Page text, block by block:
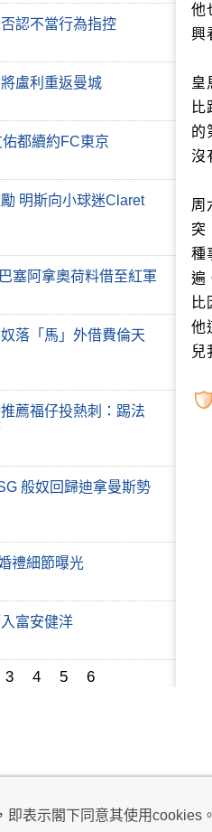
認不當行為指控
盧利重返曼城
都續約FC東京
明斯向小球迷Claret
塞阿拿奧荷料借至紅軍
落「馬」外借費倫天
薦福仔投熱刺：踢法
般奴回歸迪拿曼斯勢
禮細節曝光
富安健洋
3 4 5 6
他
興
皇
比
的
沒
周
突
種
遍
比
他
兒
即表示閣下同意其使用
用條款 免責及著作權聲明